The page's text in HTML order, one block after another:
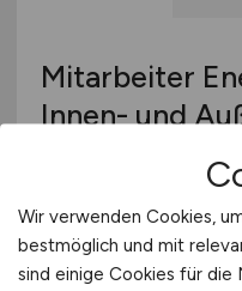
Mitarbeiter
Innen- und
Stadtwerke Achim
02.07.2026
Achim
Wir verwenden Cookies,
bestmöglich und mit
sind einige Cookies für die